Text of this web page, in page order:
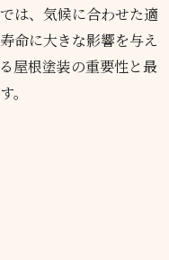
は、気候に合わせた適
命に大きな影響を与え
屋根塗装の重要性と最
。